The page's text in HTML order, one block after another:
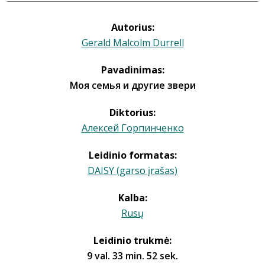
Autorius:
Gerald Malcolm Durrell
Pavadinimas:
Моя семья и другие звери
Diktorius:
Алексей Горпинченко
Leidinio formatas:
DAISY (garso įrašas)
Kalba:
Rusų
Leidinio trukmė:
9 val. 33 min. 52 sek.